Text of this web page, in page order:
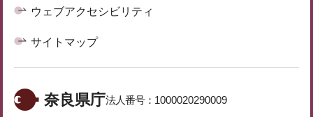
ウェブアクセシビリティ
サイトマップ
奈良県庁法人番号： 1000020290009